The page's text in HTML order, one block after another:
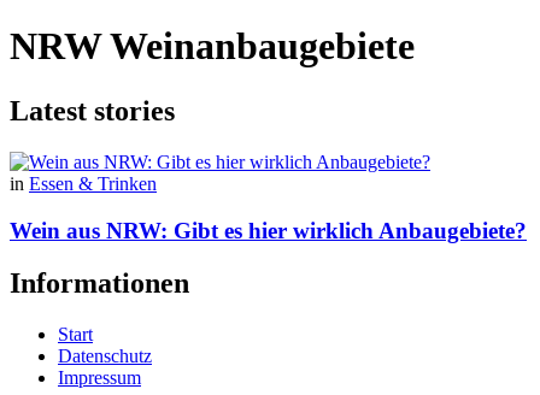
NRW Weinanbaugebiete
Latest stories
in Essen & Trinken
Wein aus NRW: Gibt es hier wirklich Anbaugebiete?
Informationen
Start
Datenschutz
Impressum